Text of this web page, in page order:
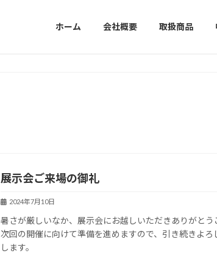
ホーム 会社概要 取扱商品
展示会ご来場の御礼
2024年7月10日
暑さが厳しいなか、展示会にお越しいただきありがとう
次回の開催に向けて準備を進めますので、引き続きよろ
します。